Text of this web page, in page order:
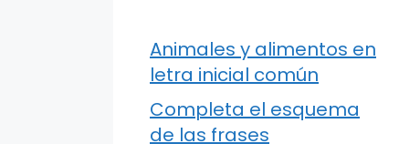
Animales y alimentos en
letra inicial común
Completa el esquema
de las frases